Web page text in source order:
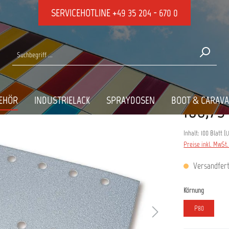
SERVICEHOTLINE+49 35 204 - 670 0
INDUSTRIELACK SPRAYDOSEN BOOT &
P80-P320
Inhalt: 100 Blatt (
Preise inkl.
Körnungauswählen
P80